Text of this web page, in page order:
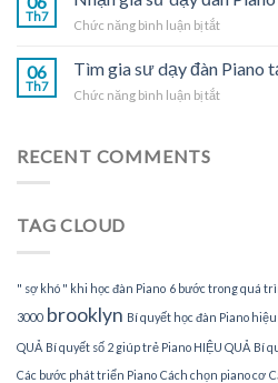
TPHCM
sư
dạy
Piano
gia
Th7
Chức năng bình luận bị tắtở
gia
sư
dạy
06
Th7
Tìm gia sư dạy đàn Piano
Chức năng bình luận bị tắtở
RECENT COMMENTS
TAG CLOUD
" sợ khó " khi học đàn Piano 6 bước trong quá
3000 brooklyn Bí quyết học đàn Piano
QUẢ Bí quyết số 2 giúp trẻ Piano HIỆU QUẢ Bí
Các bước phát triển Piano Cách chọn piano cơ